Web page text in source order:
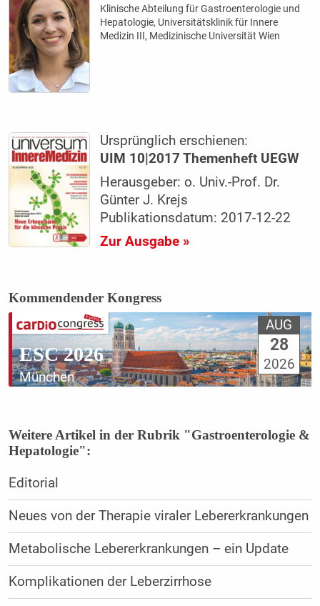
Klinische Abteilung für Gastroenterologie und
Hepatologie, Universitätsklinik für Innere
Medizin III, Medizinische Universität Wien
Ursprünglich erschienen:
UIM 10|2017 Themenheft UEGW
Herausgeber: o. Univ.-Prof. Dr.
Günter J. Krejs
Publikationsdatum: 2017-12-22
Zur Ausgabe »
Kommendender Kongress
ESC 2026
München
AUG
28
2026
Weitere Artikel in der Rubrik "Gastroenterologie &
Hepatologie":
Editorial
Neues von der Therapie viraler Lebererkrankungen
Metabolische Lebererkrankungen – ein Update
Komplikationen der Leberzirrhose